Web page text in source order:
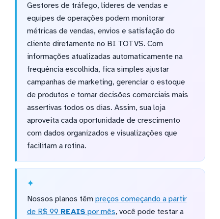
Gestores de tráfego, líderes de vendas e
equipes de operações podem monitorar
métricas de vendas, envios e satisfação do
cliente diretamente no BI TOTVS. Com
informações atualizadas automaticamente na
frequência escolhida, fica simples ajustar
campanhas de marketing, gerenciar o estoque
de produtos e tomar decisões comerciais mais
assertivas todos os dias. Assim, sua loja
aproveita cada oportunidade de crescimento
com dados organizados e visualizações que
facilitam a rotina.
Nossos planos têm preços começando a partir
de R$ 99 REAIS por mês, você pode testar a